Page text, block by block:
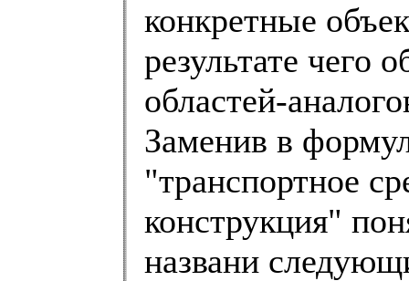
конкретные
результате чего
областей-
Заменив в
"транспортное
конструкция"
названи